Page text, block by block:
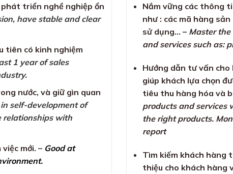
triển nghề nghiệp ổn
have stable and clear
tiên có kinh nghiệm
1 year of sales
nước, và giữ gìn quan
self-development of
relationships with
mới. – Good at
Nắm vững các thông
như : các mã hàng
sử dụng… – Master the
and services such as:
Hướng dẫn tư vấn
giúp khách lựa chọn
tiêu thu hàng hóa và
products and services
the right products.
report
Tìm kiếm khách hàng
thiệu cho khách hàng